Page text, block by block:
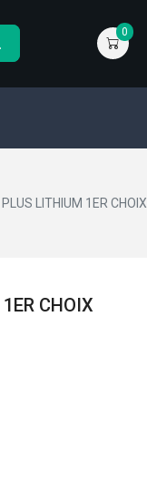
0
LITHIUM 1ER CHOIX
CHOIX